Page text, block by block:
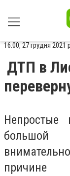
16:00, 27 грудня 2021
ДТП в
Непростые
большой
причине